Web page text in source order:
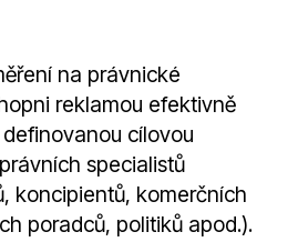
na právnické
reklamou efektivně
cílovou
specialistů
koncipientů, komerčních
poradců, politiků apod.).